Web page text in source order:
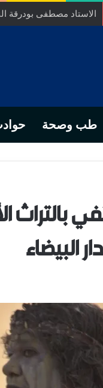
السيد محمد الزهر عامل
طب وصحة
بالتراث
البيضاء